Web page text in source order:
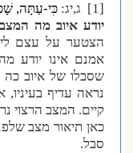
[1] ג,יג:כִּי-עַתָּה,
יודע איוב מה
הצטער על עצם
אמנם אינו יודע מה
שסבלו של איוב כה
נראה עדיף בעיניו,
קיים. המצב הרצוי
כאן תיאור מצב
סבל.